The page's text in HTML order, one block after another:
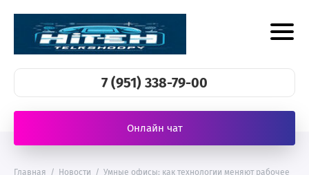
7 (951) 338-79-00
Онлайн чат
Главная / Новости / Умные офисы: как технологии меняют рабочее